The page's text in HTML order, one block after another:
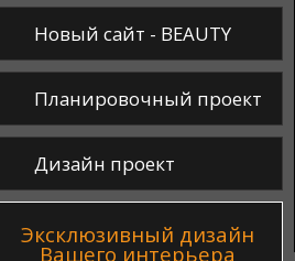
Новый сайт - BEAUTY
Планировочный проект
Дизайн проект
Эксклюзивный дизайн
Вашего интерьера